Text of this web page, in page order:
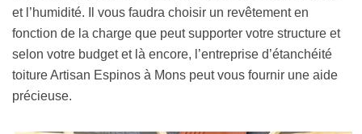
et l’humidité. Il vous faudra choisir un revêtement en
fonction de la charge que peut supporter votre structure et
selon votre budget et là encore, l’entreprise d’étanchéité
toiture Artisan Espinos à Mons peut vous fournir une aide
précieuse.